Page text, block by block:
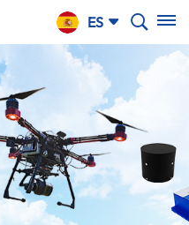
ES
English
русский
Español
Português